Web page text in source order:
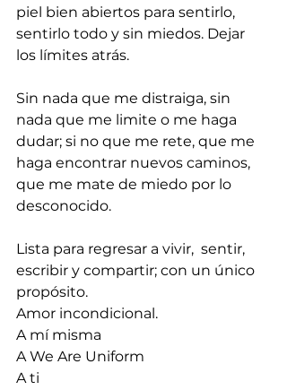
piel bien abiertos para sentirlo,
sentirlo todo y sin miedos. Dejar
los límites atrás.
Sin nada que me distraiga, sin
nada que me limite o me haga
dudar; si no que me rete, que me
haga encontrar nuevos caminos,
que me mate de miedo por lo
desconocido.
Lista para regresar a vivir,  sentir,
escribir y compartir; con un único
propósito.
Amor incondicional.
A mí misma
A We Are Uniform
A ti